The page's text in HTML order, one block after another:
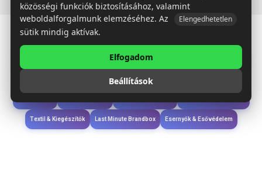
Étkezés & Ivás
Wellness & Ápolás
Textil & Kiegészítők Last Minute Brandbox Esernyők & Esővédelem
közösségi funkciók biztosításához, valamint
weboldalforgalmunk elemzéséhez. Az
Elengedhetetlen
sütik mindig aktívak.
Elfogadom
Beállítások